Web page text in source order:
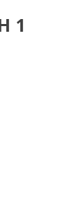
1